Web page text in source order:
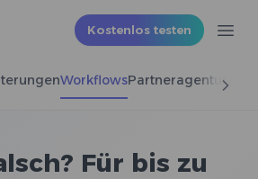
Kostenlos testen
WorkflowsPartneragenturen
Für bis zu